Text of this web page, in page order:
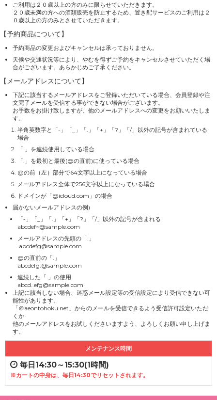
ご利用は２０歳以上の方のみに限らせていただきます。
２０歳未満の方への酒類販売を防止するため、置き配サービスのご利用は２
０歳以上の方のみとさせていただきます。
【予約商品について】
予約商品の変更およびキャンセルは承っておりません。
天候や交通状況等により、やむを得ずご予約をキャンセルさせていただく場
合がございます。あらかじめご了承ください。
【メールアドレスについて】
下記に該当するメールアドレスをご登録いただいている場合、会員登録や注
文完了メールを受信する事ができない場合がございます。
お手数をお掛け致しますが、他のメールアドレスへの変更をお願いいたしま
す。
半角英数字と「-」「_」「.」「+」「?」「/」以外の記号が含まれている
場合
「.」を連続使用している場合
「.」を最初と最後(@の直前)に使っている場合
@の前（左）部分で64文字以上になっている場合
メールアドレス全体で256文字以上になっている場合
ドメインが「@icloud.com」の場合
届かないメールアドレスの例)
「-」「_」「.」「+」「?」「/」以外の記号が含まれる
abcdef~@sample.com
メールアドレスの先頭の「.」
.abcdefg@sample.com
@の直前の「.」
abcdefg.@sample.com
連続した「.」の使用
abcd..efg@sample.com
上記に該当しない場合、迷惑メール設定等の受信設定により受信できない可
能性があります。
「＠aeontohoku.net」からのメールを受信できるよう受信許可設定いただ
くか
他のメールアドレスをお試しくださいますよう、よろしくお願い申し上げま
す。
メンテナンス時間
毎日14:30～15:30(1時間)
※カートの中身は、毎日14:30でリセットされます。